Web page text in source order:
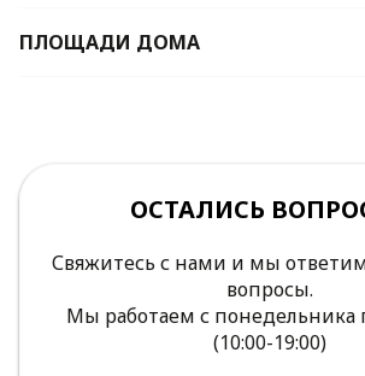
ПЛОЩАДИ ДОМА
ОСТАЛИСЬ
Свяжитесь с нами и мы
вопросы.
Мы работаем с понедельника
(10:00-19:00)